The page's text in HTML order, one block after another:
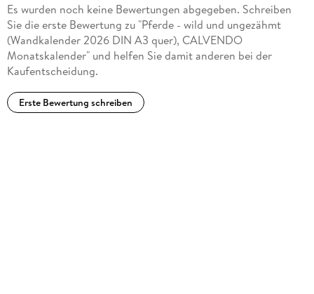
ursprünglichen Naturlandschaften von Autor(in): Renate
Bleicher
Es wurden noch keine Bewertungen abgegeben. Schreiben
Sie die erste Bewertung zu "Pferde - wild und ungezähmt
(Wandkalender 2026 DIN A3 quer), CALVENDO
Monatskalender" und helfen Sie damit anderen bei der
Kaufentscheidung.
Erste Bewertung schreiben